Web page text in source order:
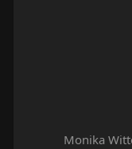
Monika